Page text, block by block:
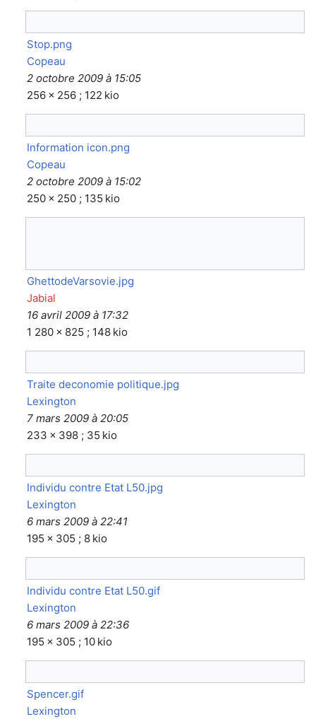
Stop.png
Copeau
2 octobre 2009 à 15:05
256 × 256 ; 122 kio
Information icon.png
Copeau
2 octobre 2009 à 15:02
250 × 250 ; 135 kio
GhettodeVarsovie.jpg
Jabial
16 avril 2009 à 17:32
1 280 × 825 ; 148 kio
Traite deconomie politique.jpg
Lexington
7 mars 2009 à 20:05
233 × 398 ; 35 kio
Individu contre Etat L50.jpg
Lexington
6 mars 2009 à 22:41
195 × 305 ; 8 kio
Individu contre Etat L50.gif
Lexington
6 mars 2009 à 22:36
195 × 305 ; 10 kio
Spencer.gif
Lexington